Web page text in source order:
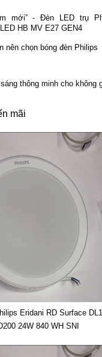
mới” - Đèn LED trụ
HB MV E27 GEN4
nên chọn bóng đèn Philips
thông minh cho không
mãi
Eridani RD Surface
24W 840 WH SNI